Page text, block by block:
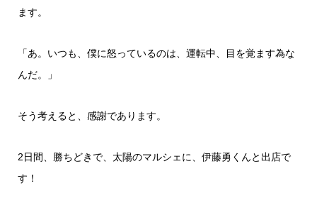
ます。
「あ。いつも、僕に怒っているのは、運転中、目を覚ます為な
んだ。」
そう考えると、感謝であります。
2日間、勝ちどきで、太陽のマルシェに、伊藤勇くんと出店で
す！